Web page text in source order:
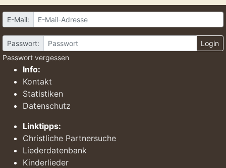
E-Mail:
Passwort:
Login
Passwort vergessen
Info:
Kontakt
Statistiken
Datenschutz
Linktipps:
Christliche Partnersuche
Liederdatenbank
Kinderlieder